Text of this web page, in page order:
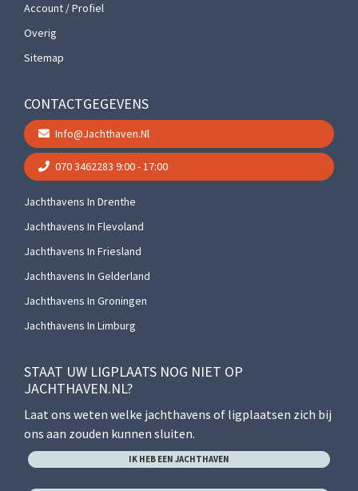
Account / Profiel
Overig
Sitemap
CONTACTGEGEVENS
Info@jachthaven.nl
070 3462283 9:00 - 17:00
Jachthavens In Drenthe
Jachthavens In Flevoland
Jachthavens In Friesland
Jachthavens In Gelderland
Jachthavens In Groningen
Jachthavens In Limburg
STAAT UW LIGPLAATS NOG NIET OP
JACHTHAVEN.NL?
Laat ons weten welke jachthavens of ligplaatsen zich bij
ons aan zouden kunnen sluiten.
IK HEB EEN JACHTHAVEN